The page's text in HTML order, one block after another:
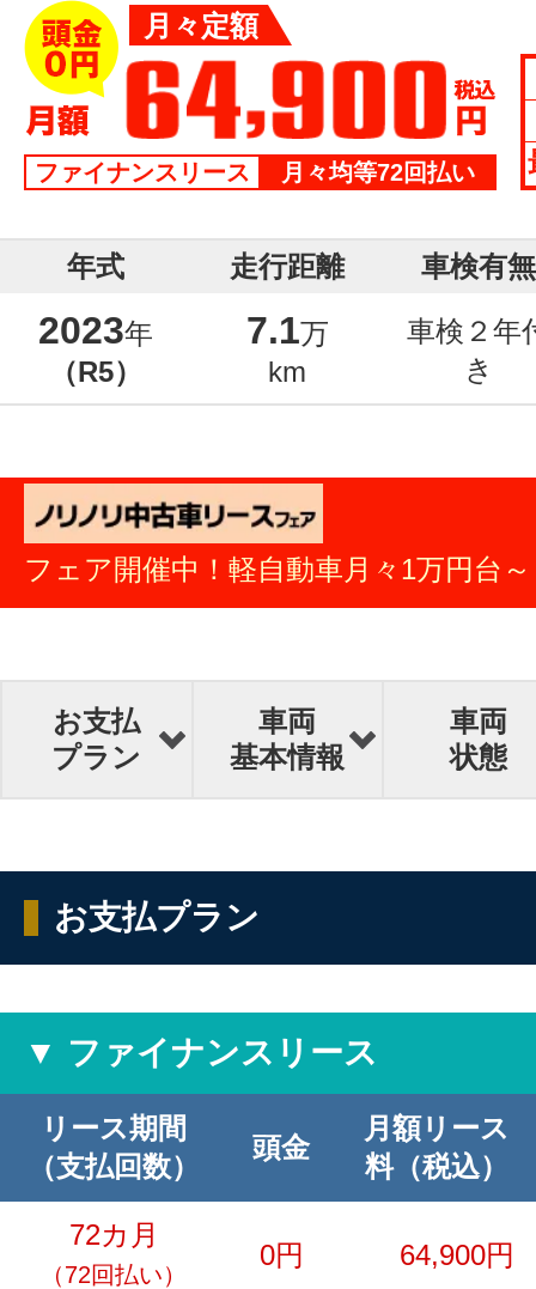
月々定額
ファイナンスリース 月々均等72回払い
年式 走行距離 車検有無
2023年
（R5）
7.1万
km
車検２年
き
フェア開催中！軽自動車月々1万円台～
お支払
プラン
車両
基本情報
車両
状態
お支払プラン
▼ ファイナンスリース
リース期間
（支払回数）
頭金
月額リース
料（税込）
72カ月
（72回払い）
0円 64,900円